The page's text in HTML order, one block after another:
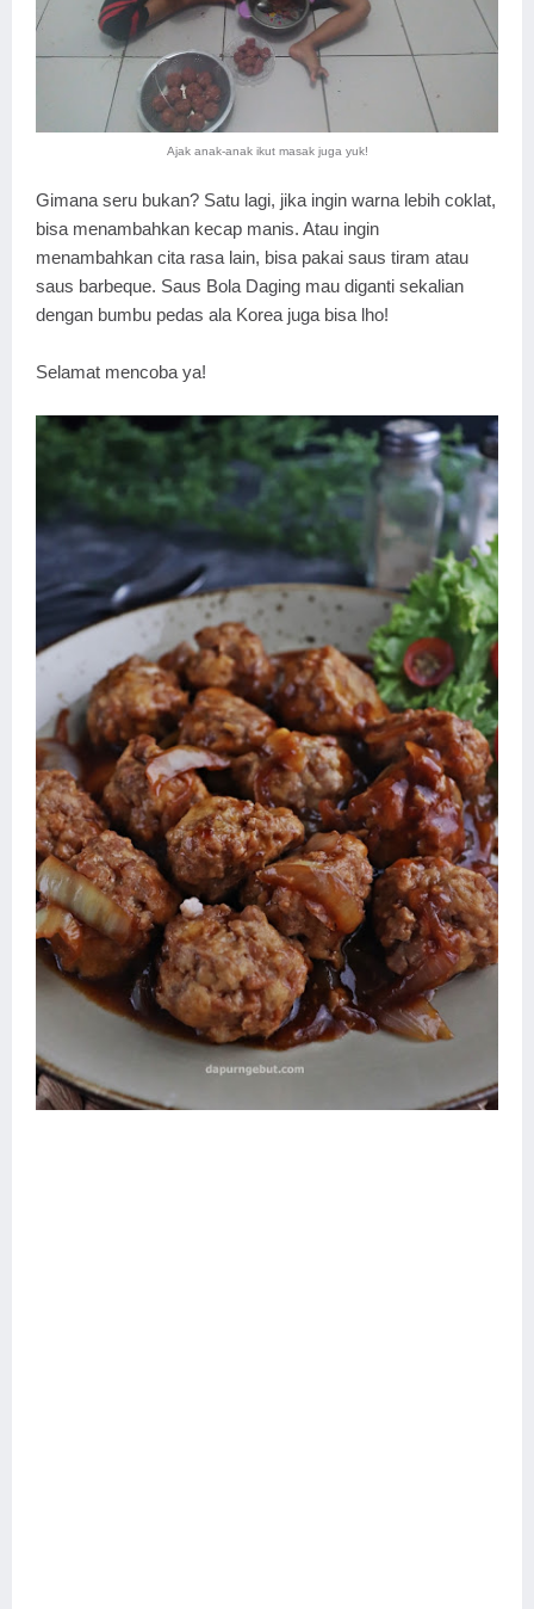
Ajak anak-anak ikut masak juga yuk!
Gimana seru bukan? Satu lagi, jika ingin warna lebih coklat,
bisa menambahkan kecap manis. Atau ingin
menambahkan cita rasa lain, bisa pakai saus tiram atau
saus barbeque. Saus Bola Daging mau diganti sekalian
dengan bumbu pedas ala Korea juga bisa lho!
Selamat mencoba ya!